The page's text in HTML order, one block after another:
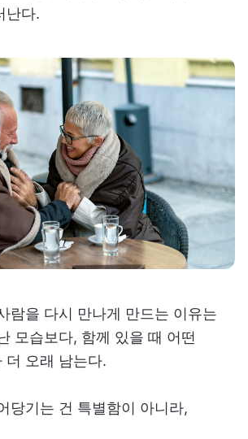
난다.
람을 다시 만나게 만드는 이유는
모습보다, 함께 있을 때 어떤
더 오래 남는다.
당기는 건 특별함이 아니라,